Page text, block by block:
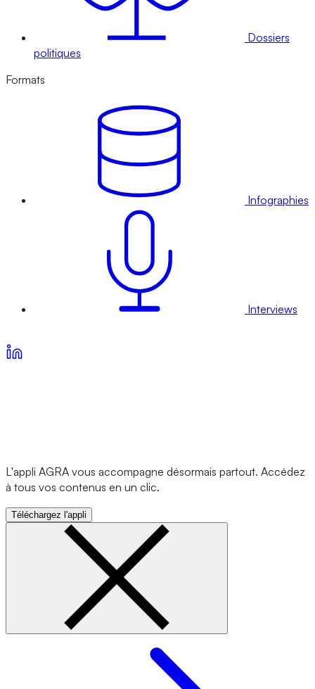
Dossiers
politiques
Formats
Infographies
Interviews
L'appli AGRA vous accompagne désormais partout. Accédez
à tous vos contenus en un clic.
Téléchargez l'appli